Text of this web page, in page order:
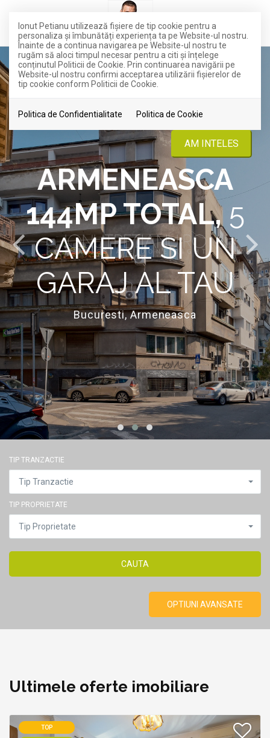
Ionut Petianu utilizează fişiere de tip cookie pentru a
personaliza și îmbunătăți experiența ta pe Website-ul nostru.
Înainte de a continua navigarea pe Website-ul nostru te
rugăm să aloci timpul necesar pentru a citi și înțelege
conținutul Politicii de Cookie. Prin continuarea navigării pe
Website-ul nostru confirmi acceptarea utilizării fişierelor de
tip cookie conform Politicii de Cookie.
Politica de Confidentialitate Politica de Cookie
AM INTELES
ARMENEASCA
144MP TOTAL,5
CAMERE SI UN
GARAJ AL TAU
Bucuresti, Armeneasca
TIP TRANZACTIE
Tip Tranzactie
TIP PROPRIETATE
Tip Proprietate
OPTIUNI AVANSATE
Ultimele oferte imobiliare
TOP